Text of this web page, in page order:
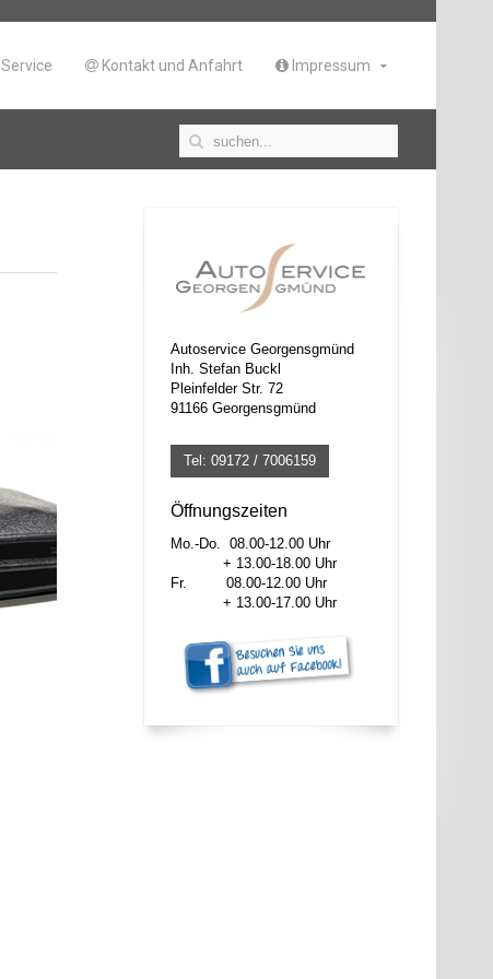
Service Kontakt und Anfahrt Impressum
Autoservice Georgensgmünd
Inh. Stefan Buckl
Pleinfelder Str. 72
91166 Georgensgmünd
Tel: 09172 / 7006159
Öffnungszeiten
Mo.-Do. 08.00-12.00 Uhr
+ 13.00-18.00 Uhr
Fr. 08.00-12.00 Uhr
+ 13.00-17.00 Uhr